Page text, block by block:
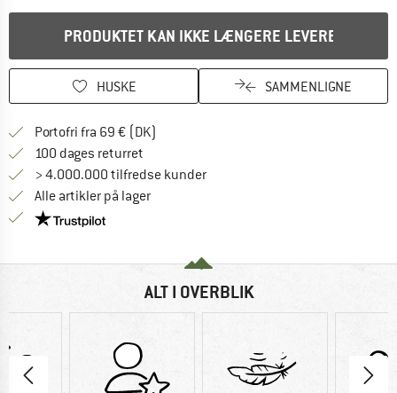
PRODUKTET KAN IKKE LÆNGERE LEVERES
HUSKE SAMMENLIGNE
Portofri fra 69 € (DK)
100 dages returret
> 4.000.000 tilfredse kunder
Alle artikler på lager
Vi er Trustpilot-certificeret - oplysningerne får du
ALT I OVERBLIK